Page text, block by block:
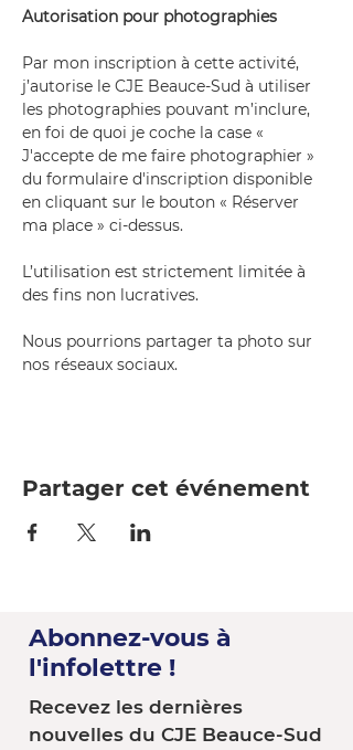
Autorisation pour photographies
Par mon inscription à cette activité,
j’autorise le CJE Beauce-Sud à utiliser
les photographies pouvant m’inclure,
en foi de quoi je coche la case «
J'accepte de me faire photographier »
du formulaire d'inscription disponible
en cliquant sur le bouton « Réserver
ma place » ci-dessus.
L’utilisation est strictement limitée à
des fins non lucratives.
Nous pourrions partager ta photo sur
nos réseaux sociaux.
Partager cet événement
Abonnez-vous à
l'infolettre !
Recevez les dernières
nouvelles du CJE Beauce-Sud